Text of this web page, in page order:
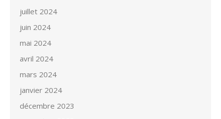
juillet 2024
juin 2024
mai 2024
avril 2024
mars 2024
janvier 2024
décembre 2023